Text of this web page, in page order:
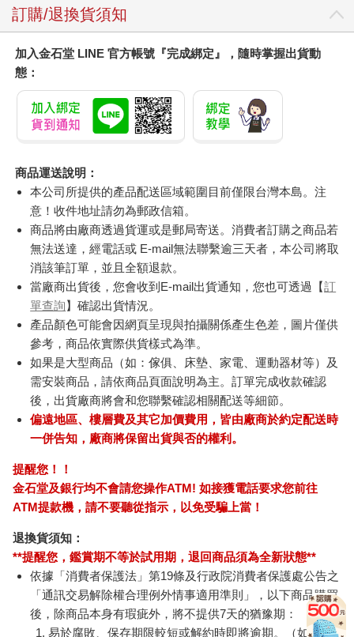
訂購/退換貨須知
加入金石堂 LINE 官方帳號『完成綁定』，隨時掌握出貨動
態：
商品運送說明：
本公司所提供的產品配送區域範圍目前僅限台灣本島。注
意！收件地址請勿為郵政信箱。
商品將由廠商透過貨運或是郵局寄送。消費者訂購之商品若
無法送達，經電話或 E-mail無法聯繫逾三天者，本公司將取
消該筆訂單，並且全額退款。
當廠商出貨後，您會收到E-mail出貨通知，您也可透過【訂
單查詢】確認出貨情況。
產品顏色可能會因網頁呈現與拍攝關係產生色差，圖片僅供
參考，商品依實際供貨樣式為準。
如果是大型商品（如：傢俱、床墊、家電、運動器材等）及
需安裝商品，請依商品頁面說明為主。訂單完成收款確認
後，出貨廠商將會和您聯繫確認相關配送等細節。
偏遠地區、樓層費及其它加價費用，皆由廠商於約定配送時
一併告知，廠商將保留出貨與否的權利。
提醒您！！
金石堂及銀行均不會請您操作ATM! 如接獲電話要求您前往
ATM提款機，請不要聽從指示，以免受騙上當！
退換貨須知：
**提醒您，鑑賞期不等於試用期，退回商品須為全新狀態**
依據「消費者保護法」第19條及行政院消費者保護處公告之
「通訊交易解除權合理例外情事適用準則」，以下商品購買
後，除商品本身有瑕疵外，將不提供7天的猶豫期：
易於腐敗、保存期限較短或解約時即將逾期。（如：生